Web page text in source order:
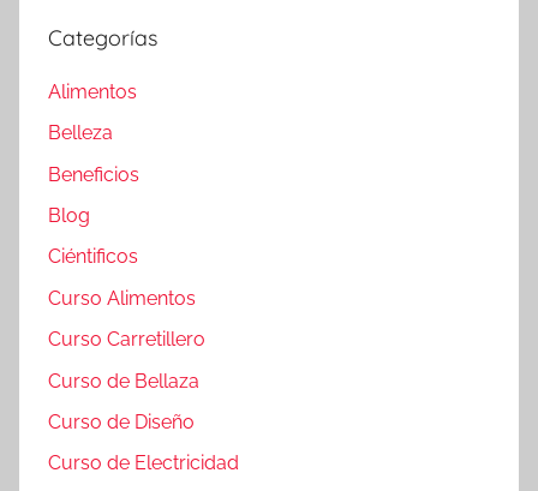
Categorías
Alimentos
Belleza
Beneficios
Blog
Ciéntificos
Curso Alimentos
Curso Carretillero
Curso de Bellaza
Curso de Diseño
Curso de Electricidad